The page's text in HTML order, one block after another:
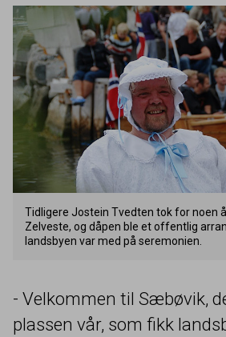
Tidligere Jostein Tvedten tok for noen
Zelveste, og dåpen ble et offentlig
landsbyen var med på seremonien.
- Velkommen til Sæbøvik,
plassen vår, som fikk